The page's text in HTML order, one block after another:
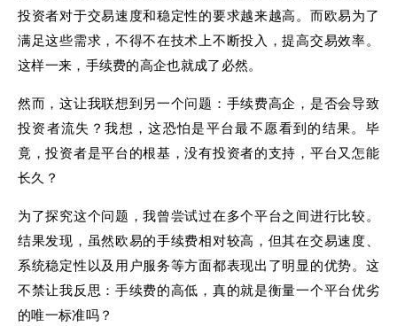
投资者对于交易速度和稳定性的要求越来越高。而欧易为了
满足这些需求，不得不在技术上不断投入，提高交易效率。
这样一来，手续费的高企也就成了必然。
然而，这让我联想到另一个问题：手续费高企，是否会导致
投资者流失？我想，这恐怕是平台最不愿看到的结果。毕
竟，投资者是平台的根基，没有投资者的支持，平台又怎能
长久？
为了探究这个问题，我曾尝试过在多个平台之间进行比较。
结果发现，虽然欧易的手续费相对较高，但其在交易速度、
系统稳定性以及用户服务等方面都表现出了明显的优势。这
不禁让我反思：手续费的高低，真的就是衡量一个平台优劣
的唯一标准吗？